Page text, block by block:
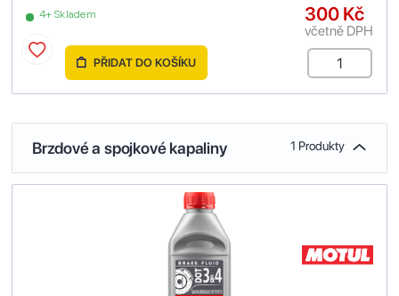
4+ Skladem 300 Kč
včetně DPH
PŘIDAT DO KOŠÍKU
Brzdové a spojkové kapaliny 1 Produkty